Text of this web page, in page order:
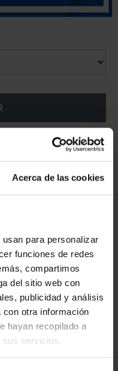
Acerca de las cookies
para personalizar
funciones de redes
compartimos
del sitio web con
publicidad y análisis
con otra información
hayan recopilado a
sus servicios.
SUSCRIPCIÓN
CAPITALES DE
PROVINCIA 2
949,00 €